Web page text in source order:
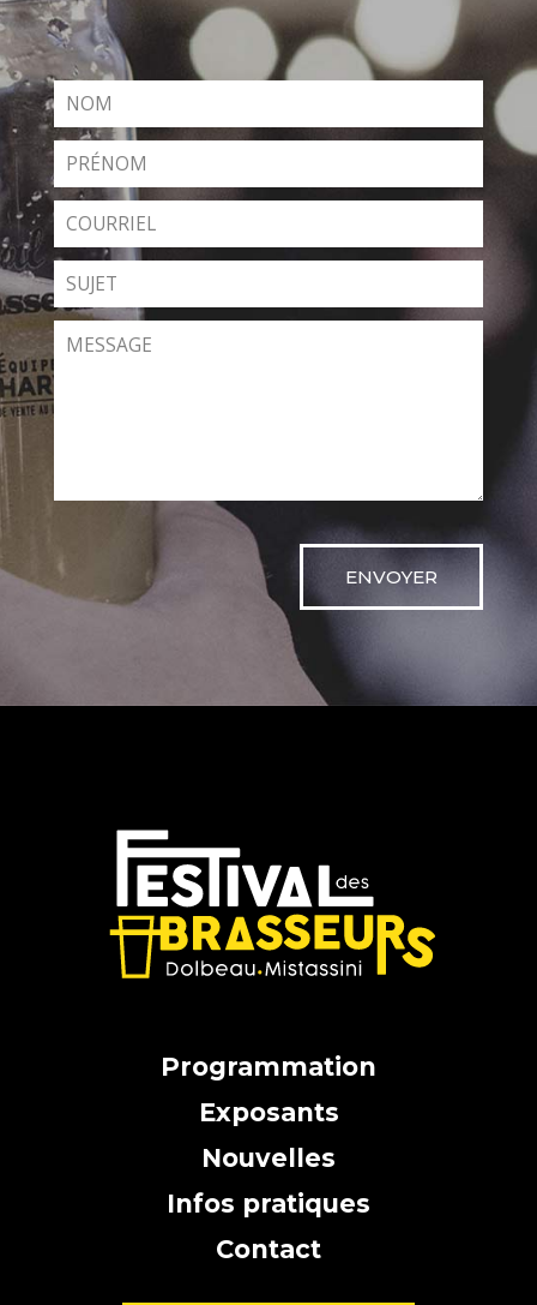
ENVOYER
Programmation
Exposants
Nouvelles
Infos pratiques
Contact